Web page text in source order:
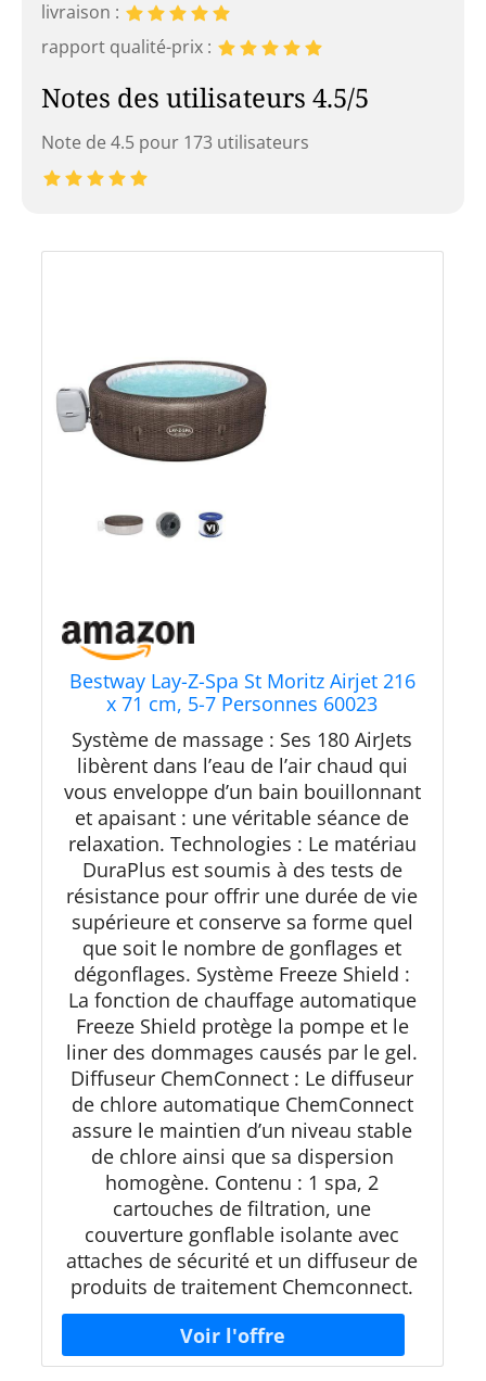
livraison :
rapport qualité-prix :
Notes des utilisateurs 4.5/5
Note de 4.5 pour 173 utilisateurs
Bestway Lay-Z-Spa St Moritz Airjet 216
x 71 cm, 5-7 Personnes 60023
Système de massage : Ses 180 AirJets
libèrent dans l’eau de l’air chaud qui
vous enveloppe d’un bain bouillonnant
et apaisant : une véritable séance de
relaxation. Technologies : Le matériau
DuraPlus est soumis à des tests de
résistance pour offrir une durée de vie
supérieure et conserve sa forme quel
que soit le nombre de gonflages et
dégonflages. Système Freeze Shield :
La fonction de chauffage automatique
Freeze Shield protège la pompe et le
liner des dommages causés par le gel.
Diffuseur ChemConnect : Le diffuseur
de chlore automatique ChemConnect
assure le maintien d’un niveau stable
de chlore ainsi que sa dispersion
homogène. Contenu : 1 spa, 2
cartouches de filtration, une
couverture gonflable isolante avec
attaches de sécurité et un diffuseur de
produits de traitement Chemconnect.